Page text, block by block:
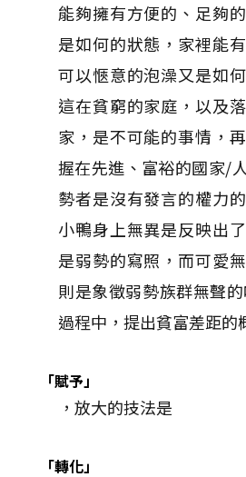
能夠擁有方便的、足夠
是如何的狀態，家裡能
可以愜意的泡澡又是如
這在貧窮的家庭，以及
家，是不可能的事情，
握在先進、富裕的國家/
勢者是沒有發言的權力
小鴨身上無異是反映出
是弱勢的寫照，而可愛
則是象徵弱勢族群無聲
過程中，提出貧富差距的
「賦予」
，放大的技法是
「轉化」